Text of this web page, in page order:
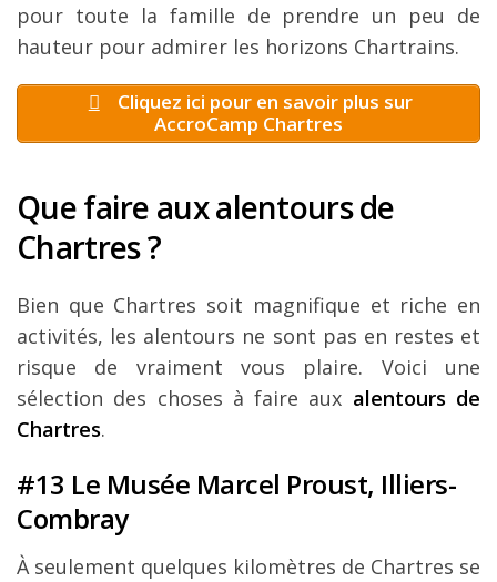
pour toute la famille de prendre un peu de
hauteur pour admirer les horizons Chartrains.
Cliquez ici pour en savoir plus sur
AccroCamp Chartres
Que faire aux alentours de
Chartres ?
Bien que Chartres soit magnifique et riche en
activités, les alentours ne sont pas en restes et
risque de vraiment vous plaire. Voici une
sélection des choses à faire aux alentours de
Chartres.
#13 Le Musée Marcel Proust, Illiers-
Combray
À seulement quelques kilomètres de Chartres se